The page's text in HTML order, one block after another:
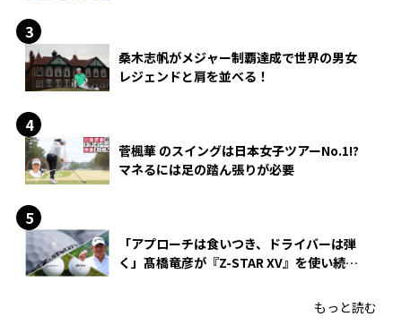
桑木志帆がメジャー制覇達成で世界の男女
レジェンドと肩を並べる！
菅楓華 のスイングは日本女子ツアーNo.1!?
マネるには足の踏ん張りが必要
「アプローチは食いつき、ドライバーは弾
く」髙橋竜彦が『Z-STAR XV』を使い続け
もっと読む